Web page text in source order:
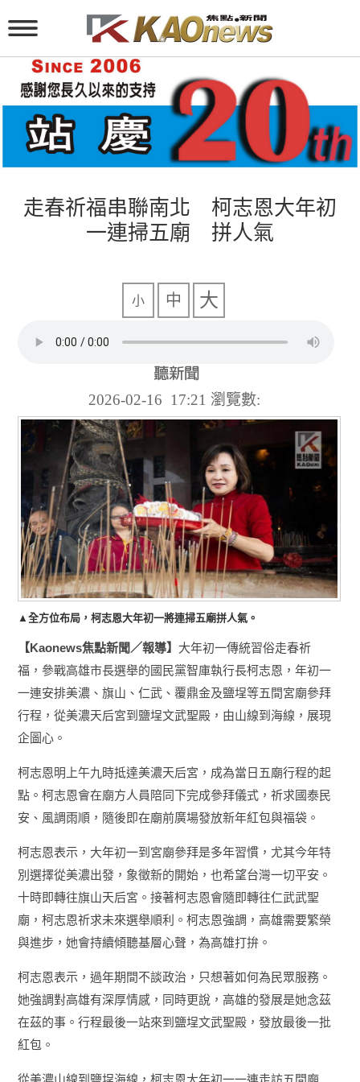
走春祈福串聯南北 柯志恩大年初
一連掃五廟 拼人氣
小 中 大
2026-02-16 17:21 瀏覽數:
▲全方位布局，柯志恩大年初一將連掃五廟拼人氣。
【Kaonews焦點新聞／報導】 大年初一傳統習俗走春祈
福，參戰高雄市長選舉的國民黨智庫執行長柯志恩，年初一
一連安排美濃、旗山、仁武、覆鼎金及鹽埕等五間宮廟參拜
行程，從美濃天后宮到鹽埕文武聖殿，由山線到海線，展現
企圖心。
柯志恩明上午九時抵達美濃天后宮，成為當日五廟行程的起
點。柯志恩會在廟方人員陪同下完成參拜儀式，祈求國泰民
安、風調雨順，隨後即在廟前廣場發放新年紅包與福袋。
柯志恩表示，大年初一到宮廟參拜是多年習慣，尤其今年特
別選擇從美濃出發，象徵新的開始，也希望台灣一切平安。
十時即轉往旗山天后宮。接著柯志恩會隨即轉往仁武武聖
廟，柯志恩祈求未來選舉順利。柯志恩強調，高雄需要繁榮
與進步，她會持續傾聽基層心聲，為高雄打拚。
柯志恩表示，過年期間不談政治，只想著如何為民眾服務。
她強調對高雄有深厚情感，同時更說，高雄的發展是她念茲
在茲的事。行程最後一站來到鹽埕文武聖殿，發放最後一批
紅包。
從美濃山線到鹽埕海線，柯志恩大年初一一連走訪五間廟